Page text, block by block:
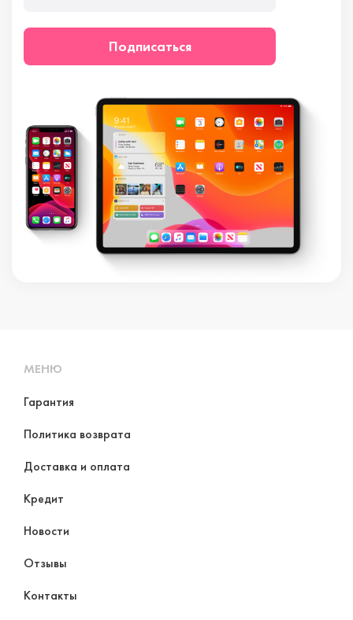
Подписаться
МЕНЮ
Гарантия
Политика возврата
Доставка и оплата
Кредит
Новости
Отзывы
Контакты